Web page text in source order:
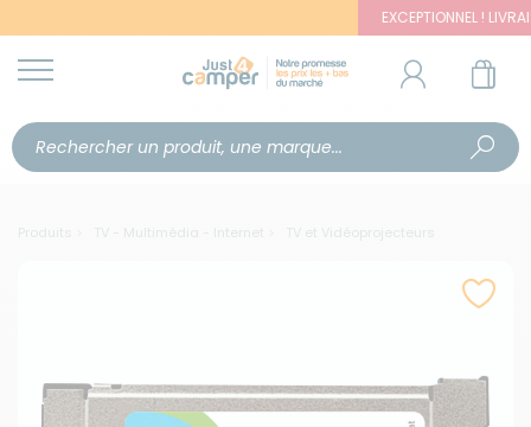
EXCEPTIONNEL ! LIVRAISON
Produits TV - Multimédia - Internet TV et Vidéoprojecteurs